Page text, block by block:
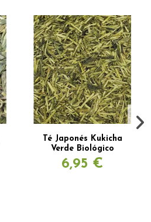
Té Japonés Kukicha
Verde Biológico
6,95 €